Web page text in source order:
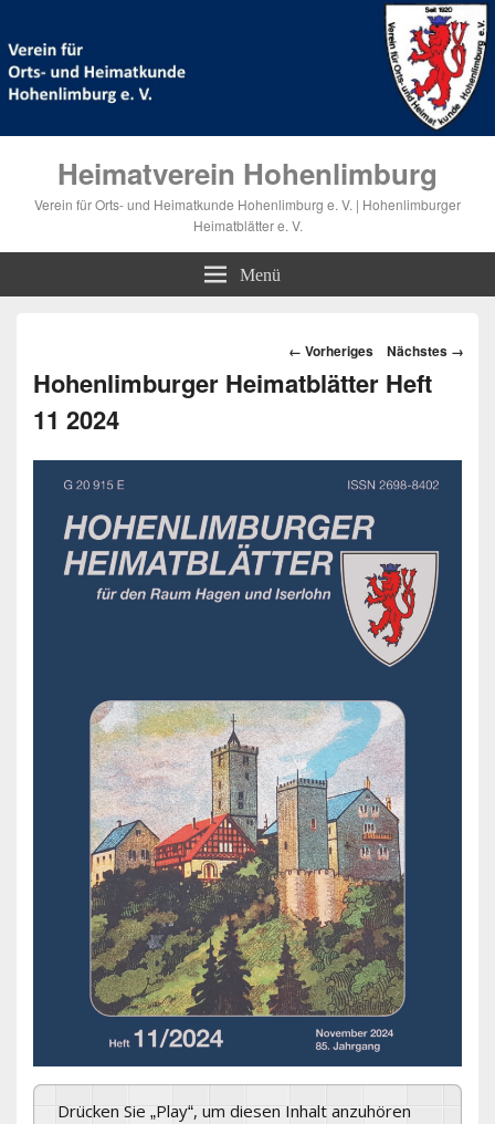
Heimatverein Hohenlimburg
Verein für Orts- und Heimatkunde Hohenlimburg e. V. | Hohenlimburger
Heimatblätter e. V.
Menü
Bilder-
Navigation
← Vorheriges Nächstes →
Hohenlimburger Heimatblätter Heft
11 2024
Drücken Sie „Play“, um diesen Inhalt anzuhören